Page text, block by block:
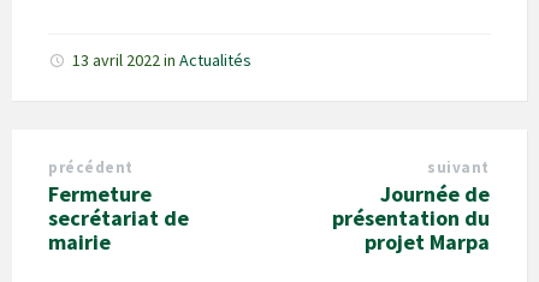
13 avril 2022in Actualités
précédent
Fermeture
secrétariat de
mairie
suivant
Journée de
présentation du
projet Marpa